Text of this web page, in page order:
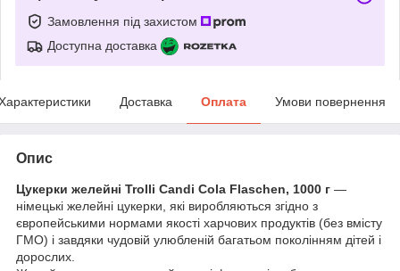
Замовлення під захистом
Доступна доставка
Доставка Оплата Умови повернення
Опис
Цукерки желейні Trolli Candi Cola Flaschen, 1000 г —
німецькі желейні цукерки, які виробляються згідно з
європейськими нормами якості харчових продуктів (без вмісту
ГМО) і завдяки чудовій улюбленій багатьом поколінням дітей і
дорослих.